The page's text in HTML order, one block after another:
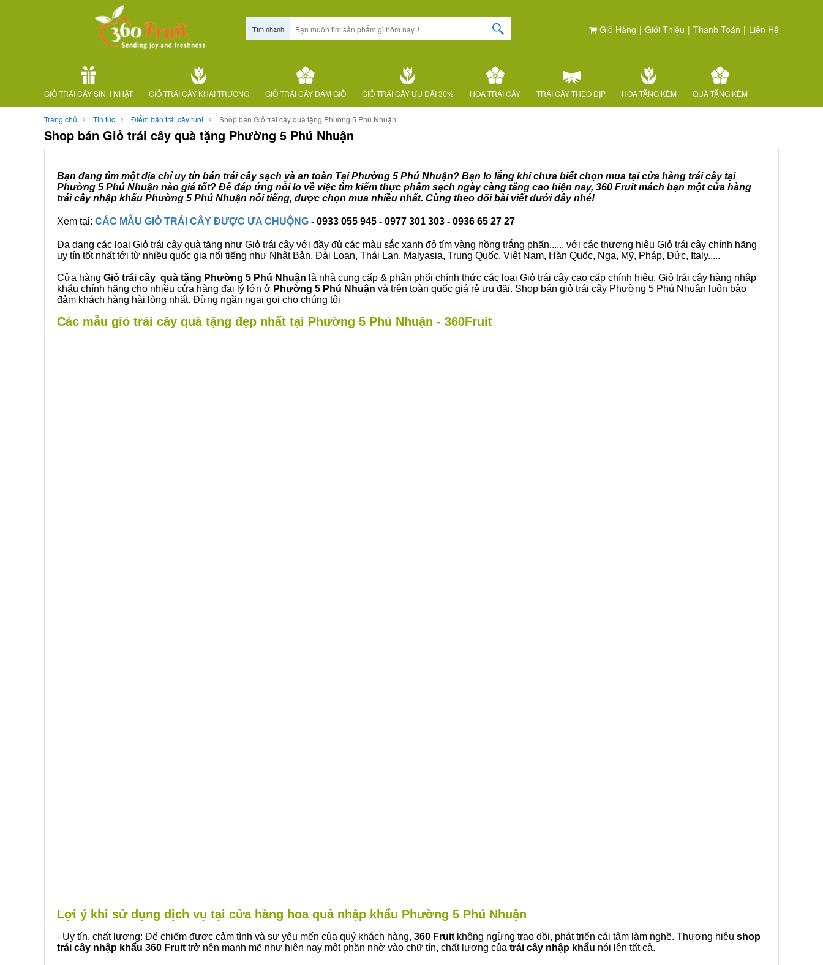
Giỏ Hàng | Giới Thiệu | Thanh Toán | Liên Hệ
Tìm nhanh
GIỎ TRÁI CÂY SINH NHẬT GIỎ TRÁI CÂY KHAI TRƯƠNG GIỎ TRÁI CÂY ĐÁM GIỖ GIỎ TRÁI CÂY ƯU ĐÃI 30% HOA TRÁI CÂY TRÁI CÂY THEO DỊP HOA TẶNG KÈM QUÀ TẶNG KÈM
Trang chủ Tin tức Điểm bán trái cây tươi Shop bán Giỏ trái cây quà tặng Phường 5 Phú Nhuận
Shop bán Giỏ trái cây quà tặng Phường 5 Phú Nhuận
Bạn đang tìm một địa chỉ uy tín bán trái cây sạch và an toàn Tại Phường 5 Phú Nhuận? Bạn lo lắng khi chưa biết chọn mua tại cửa hàng trái cây tại
Phường 5 Phú Nhuận nào giá tốt? Để đáp ứng nỗi lo về việc tìm kiếm thực phẩm sạch ngày càng tăng cao hiện nay, 360 Fruit mách bạn một cửa hàng
trái cây nhập khẩu Phường 5 Phú Nhuận nổi tiếng, được chọn mua nhiều nhất. Cùng theo dõi bài viết dưới đây nhé!
Xem tại: CÁC MẪU GIỎ TRÁI CÂY ĐƯỢC ƯA CHUỘNG - 0933 055 945 - 0977 301 303 - 0936 65 27 27
Đa dạng các loại Giỏ trái cây quà tặng như Giỏ trái cây với đầy đủ các màu sắc xanh đỏ tím vàng hồng trắng phấn...... với các thương hiệu Giỏ trái cây chính hãng
uy tín tốt nhất tới từ nhiều quốc gia nổi tiếng như Nhật Bản, Đài Loan, Thái Lan, Malyasia, Trung Quốc, Việt Nam, Hàn Quốc, Nga, Mỹ, Pháp, Đức, Italy.....
Cửa hàng Giỏ trái cây quà tặng Phường 5 Phú Nhuận là nhà cung cấp & phân phối chính thức các loại Giỏ trái cây cao cấp chính hiệu, Giỏ trái cây hàng nhập
khẩu chính hãng cho nhiều cửa hàng đại lý lớn ở Phường 5 Phú Nhuận và trên toàn quốc giá rẻ ưu đãi. Shop bán giỏ trái cây Phường 5 Phú Nhuận luôn bảo
đảm khách hàng hài lòng nhất. Đừng ngần ngại gọi cho chúng tôi
Các mẫu giỏ trái cây quà tặng đẹp nhất tại Phường 5 Phú Nhuận - 360Fruit
Lợi ý khi sử dụng dịch vụ tại cửa hàng hoa quả nhập khẩu Phường 5 Phú Nhuận
- Uy tín, chất lượng: Để chiếm được cảm tình và sự yêu mến của quý khách hàng, 360 Fruit không ngừng trao dồi, phát triển cái tâm làm nghề. Thương hiệu shop
trái cây nhập khẩu 360 Fruit trở nên mạnh mẽ như hiện nay một phần nhờ vào chữ tín, chất lượng của trái cây nhập khẩu nói lên tất cả.